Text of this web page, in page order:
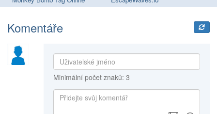
Komentáře
Minimální počet znaků: 3